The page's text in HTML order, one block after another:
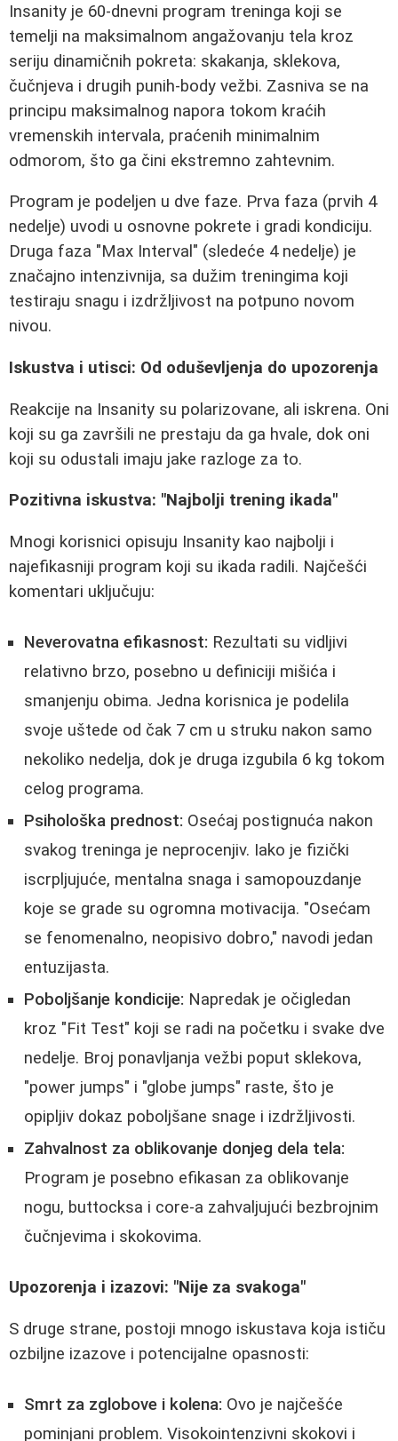
Insanity je 60-dnevni program treninga koji se
temelji na maksimalnom angažovanju tela kroz
seriju dinamičnih pokreta: skakanja, sklekova,
čučnjeva i drugih punih-body vežbi. Zasniva se na
principu maksimalnog napora tokom kraćih
vremenskih intervala, praćenih minimalnim
odmorom, što ga čini ekstremno zahtevnim.
Program je podeljen u dve faze. Prva faza (prvih 4
nedelje) uvodi u osnovne pokrete i gradi kondiciju.
Druga faza "Max Interval" (sledeće 4 nedelje) je
značajno intenzivnija, sa dužim treningima koji
testiraju snagu i izdržljivost na potpuno novom
nivou.
Iskustva i utisci: Od oduševljenja do upozorenja
Reakcije na Insanity su polarizovane, ali iskrena. Oni
koji su ga završili ne prestaju da ga hvale, dok oni
koji su odustali imaju jake razloge za to.
Pozitivna iskustva: "Najbolji trening ikada"
Mnogi korisnici opisuju Insanity kao najbolji i
najefikasniji program koji su ikada radili. Najčešći
komentari uključuju:
Neverovatna efikasnost: Rezultati su vidljivi
relativno brzo, posebno u definiciji mišića i
smanjenju obima. Jedna korisnica je podelila
svoje uštede od čak 7 cm u struku nakon samo
nekoliko nedelja, dok je druga izgubila 6 kg tokom
celog programa.
Psihološka prednost: Osećaj postignuća nakon
svakog treninga je neprocenjiv. Iako je fizički
iscrpljujuće, mentalna snaga i samopouzdanje
koje se grade su ogromna motivacija. "Osećam
se fenomenalno, neopisivo dobro," navodi jedan
entuzijasta.
Poboljšanje kondicije: Napredak je očigledan
kroz "Fit Test" koji se radi na početku i svake dve
nedelje. Broj ponavljanja vežbi poput sklekova,
"power jumps" i "globe jumps" raste, što je
opipljiv dokaz poboljšane snage i izdržljivosti.
Zahvalnost za oblikovanje donjeg dela tela:
Program je posebno efikasan za oblikovanje
nogu, buttocksa i core-a zahvaljujući bezbrojnim
čučnjevima i skokovima.
Upozorenja i izazovi: "Nije za svakoga"
S druge strane, postoji mnogo iskustava koja ističu
ozbiljne izazove i potencijalne opasnosti:
Smrt za zglobove i kolena: Ovo je najčešće
pominjani problem. Visokointenzivni skokovi i